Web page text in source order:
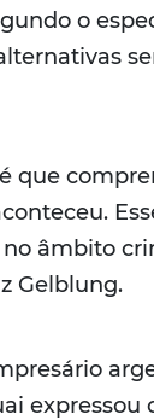
o
que
âmbito
Gelblung.
expressou